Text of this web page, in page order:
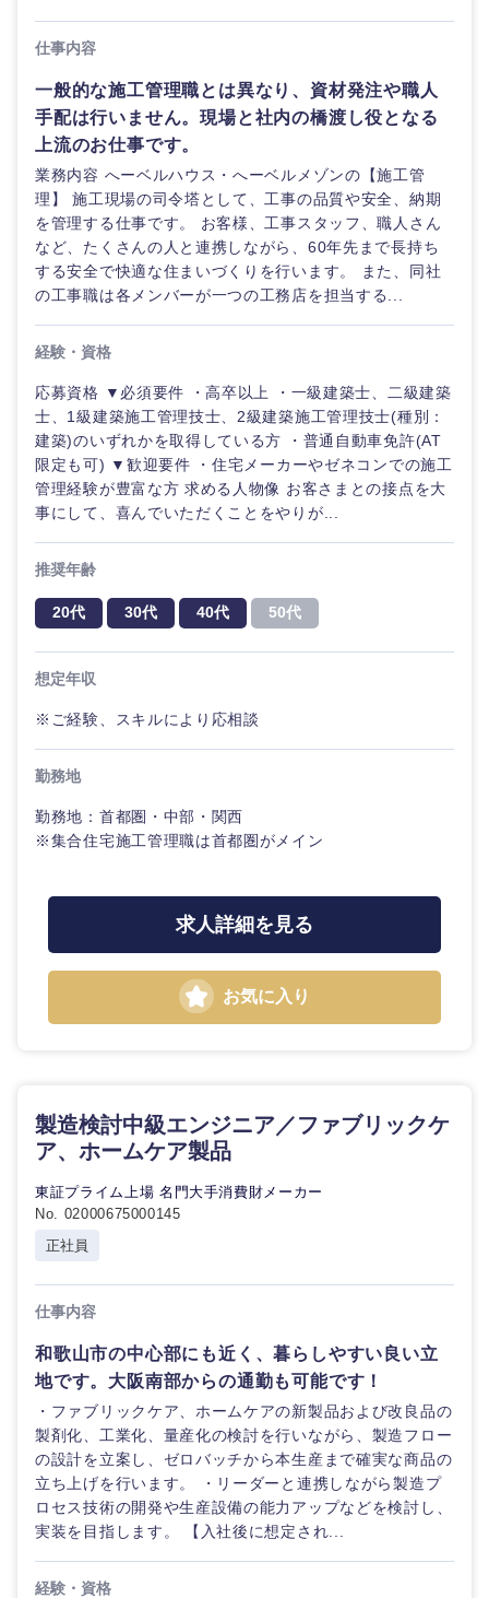
九州・沖縄
大分県 宮崎県
鹿児島県 沖縄県
海外
仕事内容
一般的な施工管理職とは異なり、資材発注や職人
手配は行いません。現場と社内の橋渡し役となる
上流のお仕事です。
業務内容 へーベルハウス・へーベルメゾンの【施工管
理】 施工現場の司令塔として、工事の品質や安全、納期
を管理する仕事です。 お客様、工事スタッフ、職人さん
など、たくさんの人と連携しながら、60年先まで長持ち
する安全で快適な住まいづくりを行います。 また、同社
の工事職は各メンバーが一つの工務店を担当する...
経験・資格
応募資格 ▼必須要件 ・高卒以上 ・一級建築士、二級建築
士、1級建築施工管理技士、2級建築施工管理技士(種別：
建築)のいずれかを取得している方 ・普通自動車免許(AT
限定も可) ▼歓迎要件 ・住宅メーカーやゼネコンでの施工
管理経験が豊富な方 求める人物像 お客さまとの接点を大
事にして、喜んでいただくことをやりが...
推奨年齢
20代 30代 40代 50代
想定年収
※ご経験、スキルにより応相談
勤務地
勤務地：首都圏・中部・関西
※集合住宅施工管理職は首都圏がメイン
求人詳細を見る
お気に入り
製造検討中級エンジニア／ファブリックケ
ア、ホームケア製品
東証プライム上場 名門大手消費財メーカー
No. 02000675000145
正社員
仕事内容
和歌山市の中心部にも近く、暮らしやすい良い立
地です。大阪南部からの通勤も可能です！
・ファブリックケア、ホームケアの新製品および改良品の
製剤化、工業化、量産化の検討を行いながら、製造フロー
の設計を立案し、ゼロバッチから本生産まで確実な商品の
立ち上げを行います。 ・リーダーと連携しながら製造プ
ロセス技術の開発や生産設備の能力アップなどを検討し、
実装を目指します。 【入社後に想定され...
経験・資格